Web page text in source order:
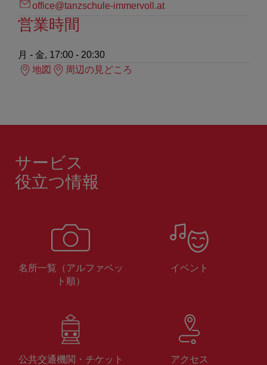
office@tanzschule-immervoll.at
営業時間
月 - 金, 17:00 - 20:30
地図
周辺の見どころ
サービス
役立つ情報
名所一覧（アルファベッ
ト順）
イベント
公共交通機関・チケット アクセス